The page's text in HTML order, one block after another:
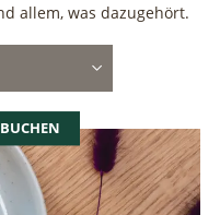
allem, was dazugehört.
BUCHEN